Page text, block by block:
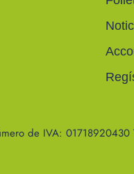
de IVA: 01718920430